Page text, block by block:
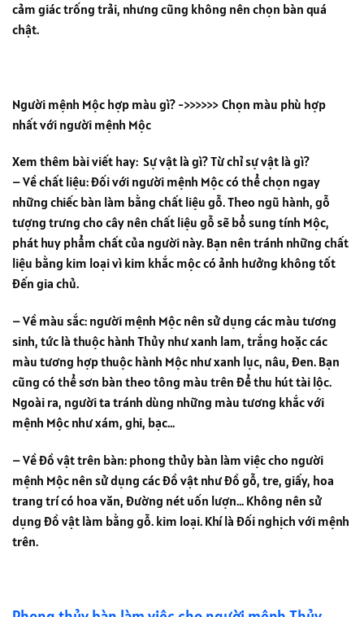
cảm giác trống trải, nhưng cũng không nên chọn bàn quá
chật.
Người mệnh Mộc hợp màu gì? ->>>>>> Chọn màu phù hợp
nhất với người mệnh Mộc
Xem thêm bài viết hay: Sự vật là gì? Từ chỉ sự vật là gì?
– Về chất liệu: đối với người mệnh Mộc có thể chọn ngay
những chiếc bàn làm bằng chất liệu gỗ. Theo ngũ hành, gỗ
tượng trưng cho cây nên chất liệu gỗ sẽ bổ sung tính Mộc,
phát huy phẩm chất của người này. Bạn nên tránh những chất
liệu bằng kim loại vì kim khắc mộc có ảnh hưởng không tốt
đến gia chủ.
– Về màu sắc: người mệnh Mộc nên sử dụng các màu tương
sinh, tức là thuộc hành Thủy như xanh lam, trắng hoặc các
màu tương hợp thuộc hành Mộc như xanh lục, nâu, đen. Bạn
cũng có thể sơn bàn theo tông màu trên để thu hút tài lộc.
Ngoài ra, người ta tránh dùng những màu tương khắc với
mệnh Mộc như xám, ghi, bạc…
– Về đồ vật trên bàn: phong thủy bàn làm việc cho người
mệnh Mộc nên sử dụng các đồ vật như đồ gỗ, tre, giấy, hoa
trang trí có hoa văn, đường nét uốn lượn… Không nên sử
dụng đồ vật làm bằng gỗ. kim loại. Khí là đối nghịch với mệnh
trên.